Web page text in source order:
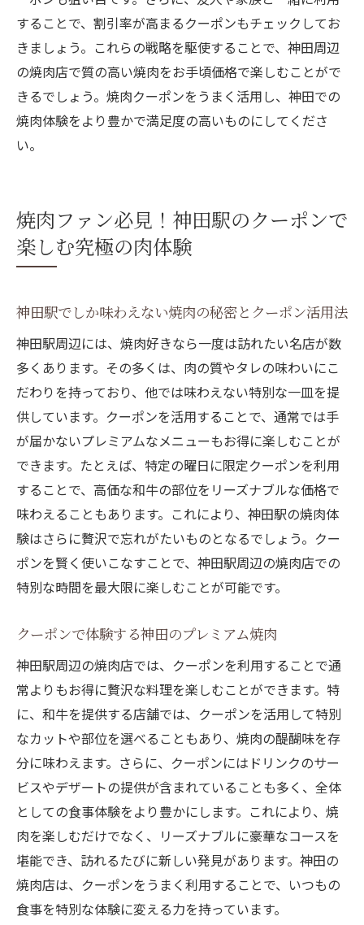
することで、割引率が高まるクーポンもチェックしてお
きましょう。これらの戦略を駆使することで、神田周辺
の焼肉店で質の高い焼肉をお手頃価格で楽しむことがで
きるでしょう。焼肉クーポンをうまく活用し、神田での
焼肉体験をより豊かで満足度の高いものにしてくださ
い。
焼肉ファン必見！神田駅のクーポンで
楽しむ究極の肉体験
神田駅でしか味わえない焼肉の秘密とクーポン活用法
神田駅周辺には、焼肉好きなら一度は訪れたい名店が数
多くあります。その多くは、肉の質やタレの味わいにこ
だわりを持っており、他では味わえない特別な一皿を提
供しています。クーポンを活用することで、通常では手
が届かないプレミアムなメニューもお得に楽しむことが
できます。たとえば、特定の曜日に限定クーポンを利用
することで、高価な和牛の部位をリーズナブルな価格で
味わえることもあります。これにより、神田駅の焼肉体
験はさらに贅沢で忘れがたいものとなるでしょう。クー
ポンを賢く使いこなすことで、神田駅周辺の焼肉店での
特別な時間を最大限に楽しむことが可能です。
クーポンで体験する神田のプレミアム焼肉
神田駅周辺の焼肉店では、クーポンを利用することで通
常よりもお得に贅沢な料理を楽しむことができます。特
に、和牛を提供する店舗では、クーポンを活用して特別
なカットや部位を選べることもあり、焼肉の醍醐味を存
分に味わえます。さらに、クーポンにはドリンクのサー
ビスやデザートの提供が含まれていることも多く、全体
としての食事体験をより豊かにします。これにより、焼
肉を楽しむだけでなく、リーズナブルに豪華なコースを
堪能でき、訪れるたびに新しい発見があります。神田の
焼肉店は、クーポンをうまく利用することで、いつもの
食事を特別な体験に変える力を持っています。